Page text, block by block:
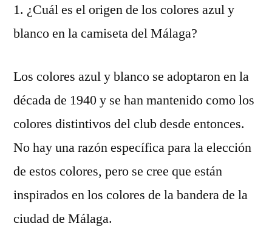
1. ¿Cuál es el origen de los colores azul y
blanco en la camiseta del Málaga?
Los colores azul y blanco se adoptaron en la
década de 1940 y se han mantenido como los
colores distintivos del club desde entonces.
No hay una razón específica para la elección
de estos colores, pero se cree que están
inspirados en los colores de la bandera de la
ciudad de Málaga.